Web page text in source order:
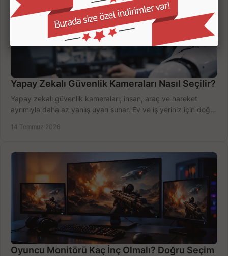
Yapay Zekalı Güvenlik Kameraları Nasıl Seçilir?
Yapay zekalı güvenlik kameraları; insan, araç ve hareket
ayrımıyla daha az yanlış uyarı sunar. Ev ve iş yeriniz için doğru
14 Temmuz 2026
Oyuncu Monitörü Kaç İnç Olmalı? Doğru Seçim